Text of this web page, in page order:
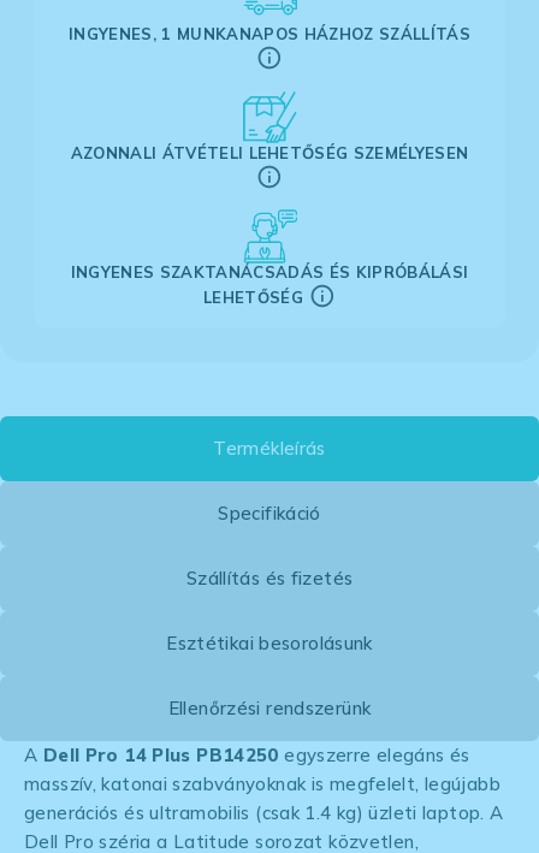
INGYENES, 1 MUNKANAPOS HÁZHOZ SZÁLLÍTÁS
AZONNALI ÁTVÉTELI LEHETŐSÉG SZEMÉLYESEN
INGYENES SZAKTANÁCSADÁS ÉS KIPRÓBÁLÁSI
LEHETŐSÉG
Termékleírás
Specifikáció
Szállítás és fizetés
Esztétikai besorolásunk
Ellenőrzési rendszerünk
A Dell Pro 14 Plus PB14250 egyszerre elegáns és
masszív, katonai szabványoknak is megfelelt, legújabb
generációs és ultramobilis (csak 1.4 kg) üzleti laptop. A
Dell Pro széria a Latitude sorozat közvetlen,